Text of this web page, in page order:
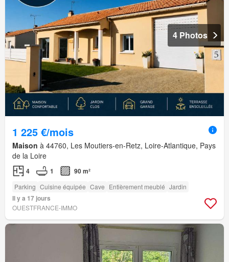
4 Photos
1 225 €/mois
Maison à 44760, Les Moutiers-en-Retz, Loire-Atlantique, Pays
de la Loire
4 1 90 m²
Parking Cuisine équipée Cave Entièrement meublé Jardin
Il y a 17 jours
OUESTFRANCE-IMMO